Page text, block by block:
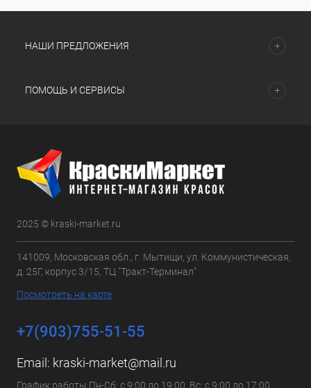
НАШИ ПРЕДЛОЖЕНИЯ
ПОМОЩЬ И СЕРВИСЫ
2025 © kraski-market.ru
141009, Московская обл., г. Мытищи, ул. Коммунистическая,
д. 25Г, корпус 3/15, ТЦ "Тракт-Терминал"
Посмотреть на карте
+7(903)755-51-55
Email: kraski-market@mail.ru
График работы Пн-Сб: с 9:00 до 19:00, Вс: с 9:00 до 17:00